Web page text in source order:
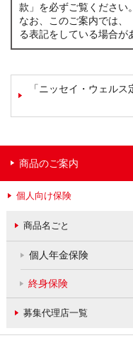
款」を必ずご覧ください。
なお、このご案内では、
る表記をしている場合が
「ニッセイ・ウェル
商品のご案内
個人向け保険
商品名ごと
個人年金保険
終身保険
募集代理店一覧